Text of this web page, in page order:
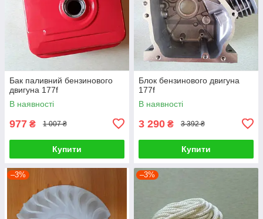
Бак паливний бензинового
двигуна 177f
В наявності
977 ₴ 1 007 ₴
Купити
Блок бензинового двигуна
177f
В наявності
3 290 ₴ 3 392 ₴
Купити
–3% –3%